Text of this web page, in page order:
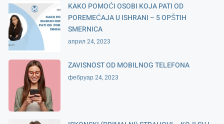
KAKO POMOĆI OSOBI KOJA PATI OD
POREMEĆAJA U ISHRANI – 5 OPŠTIH
SMERNICA
април 24, 2023
ZAVISNOST OD MOBILNOG TELEFONA
фебруар 24, 2023